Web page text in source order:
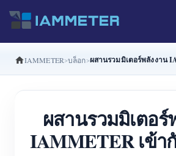
ผลิตภัณฑ์
มิเตอร์พลังงาน Wi-Fi เฟสเดีย
มิเตอร์พลังงาน Wi-Fi แบบ Split
มิเตอร์พลังงาน Wi-Fi สามเฟส
IAMMETER บล็อก ผสานรวมมิเตอร์พลังงาน
ผสานรวมมิเตอร์
IAMMETER เข้า